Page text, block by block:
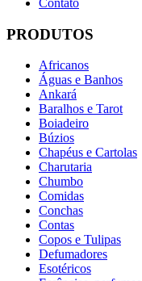
Contato
PRODUTOS
Africanos
Águas e Banhos
Ankará
Baralhos e Tarot
Boiadeiro
Búzios
Chapéus e Cartolas
Charutaria
Chumbo
Comidas
Conchas
Contas
Copos e Tulipas
Defumadores
Esotéricos